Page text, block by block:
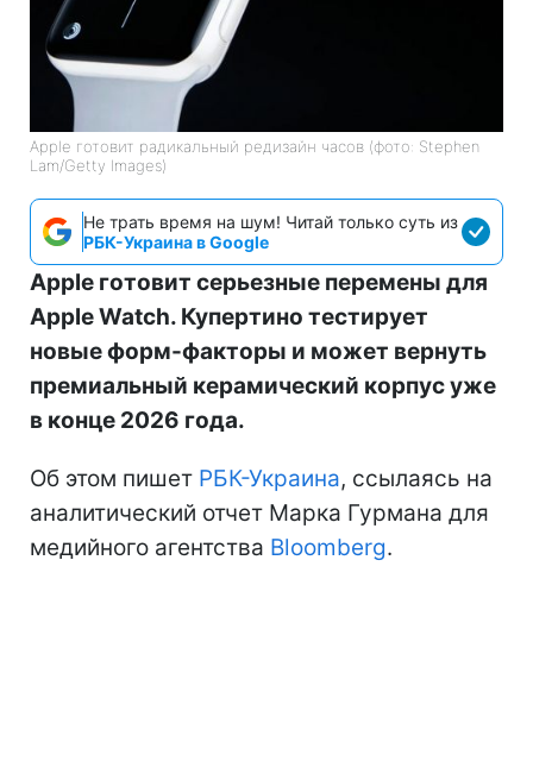
Apple готовит радикальный редизайн часов (фото: Stephen
Lam/Getty Images)
Не трать время на шум! Читай только суть из
РБК-Украина в Google
Apple готовит серьезные перемены для
Apple Watch. Купертино тестирует
новые форм-факторы и может вернуть
премиальный керамический корпус уже
в конце 2026 года.
Об этом пишет РБК-Украина, ссылаясь на
аналитический отчет Марка Гурмана для
медийного агентства Bloomberg.